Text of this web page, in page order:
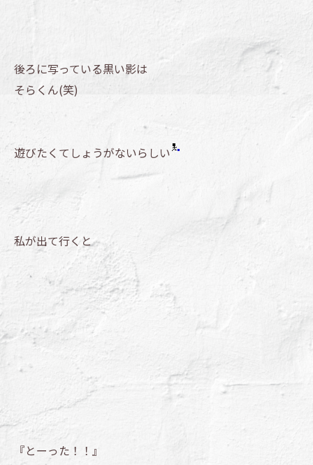
後ろに写っている黒い影は
そらくん(笑)
遊びたくてしょうがないらしい
私が出て行くと
『とーった！！』